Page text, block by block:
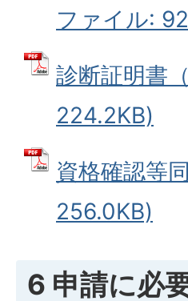
ファイル:
診断証明書
224.2KB)
資格確認等
256.0KB)
6 申請に必